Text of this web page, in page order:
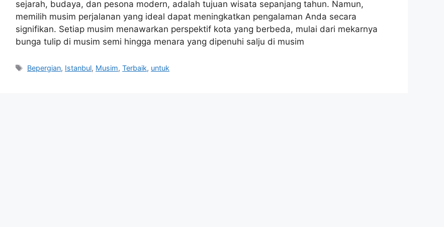
sejarah, budaya, dan pesona modern, adalah tujuan wisata sepanjang tahun. Namun,
memilih musim perjalanan yang ideal dapat meningkatkan pengalaman Anda secara
signifikan. Setiap musim menawarkan perspektif kota yang berbeda, mulai dari mekarnya
bunga tulip di musim semi hingga menara yang dipenuhi salju di musim
Tags
Bepergian, Istanbul, Musim,Terbaik, untuk